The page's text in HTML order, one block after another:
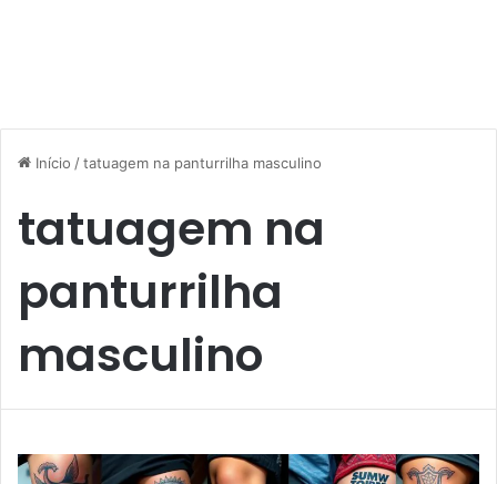
Início /tatuagem na panturrilha masculino
tatuagem na
panturrilha
masculino